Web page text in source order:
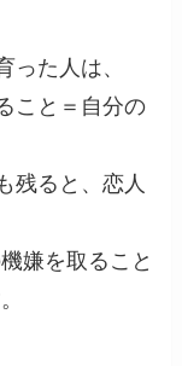
った人は、
こと＝自分の
残ると、恋人
嫌を取ること